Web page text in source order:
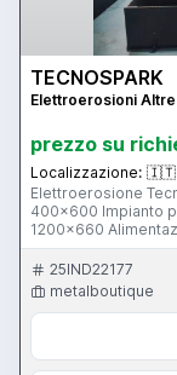
TECNOSPARK
Elettroerosioni
prezzo su
Localizzazione: 🇮🇹
Elettroerosione
400x600 Impianto per
1200x660 Alimentazione 380 V A 15 Potenza assorbita 5500
Retrofit CNC 2014
25IND22177
metalboutique